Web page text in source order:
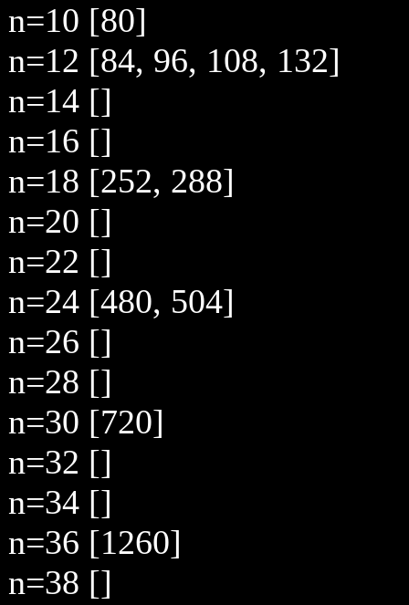
n=10 [80]
n=12 [84, 96, 108, 132]
n=14 []
n=16 []
n=18 [252, 288]
n=20 []
n=22 []
n=24 [480, 504]
n=26 []
n=28 []
n=30 [720]
n=32 []
n=34 []
n=36 [1260]
n=38 []